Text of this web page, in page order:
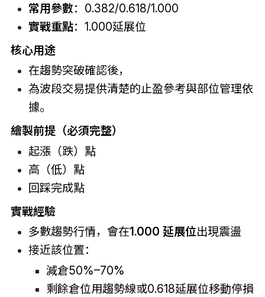
常用參數：0.382/0.618/1.000
實戰重點：1.000延展位
核心用途
在趨勢突破確認後，
為波段交易提供清楚的止盈參考與部位管理依
據。
繪製前提（必須完整）
起漲（跌）點
高（低）點
回踩完成點
實戰經驗
多數趨勢行情，會在1.000 延展位出現震盪
接近該位置：
減倉50%–70%
剩餘倉位用趨勢線或0.618延展位移動停損